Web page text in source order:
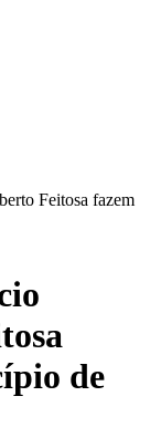
Feitosa fazem
de